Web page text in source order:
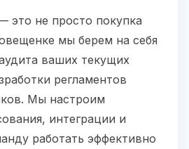
не просто покупка
мы берем на себя
ваших текущих
регламентов
Мы настроим
интеграции и
работать эффективно